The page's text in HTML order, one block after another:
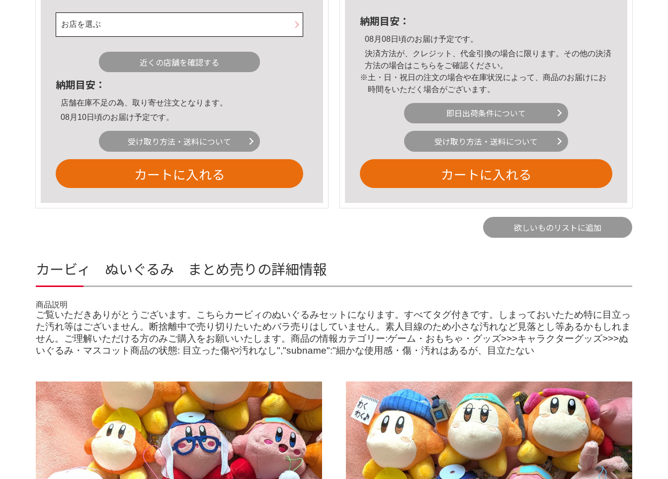
お店を選ぶ
近くの店舗を確認する
納期目安：
店舗在庫不足の為、取り寄せ注文となります。
08月10日頃のお届け予定です。
受け取り方法・送料について
カートに入れる
納期目安：
08月08日頃のお届け予定です。
決済方法が、クレジット、代金引換の場合に限ります。その他の決済
方法の場合はこちら をご確認ください。
※土・日・祝日の注文の場合や在庫状況によって、商品のお届けにお
時間をいただく場合がございます。
即日出荷条件について
受け取り方法・送料について
カートに入れる
欲しいものリストに追加
カービィ ぬいぐるみ まとめ売りの詳細情報
商品説明
ご覧いただきありがとうございます。こちらカービィのぬいぐるみセットになります。すべてタグ付きです。しまっておいたため特に目立っ
た汚れ等はございません。断捨離中で売り切りたいためバラ売りはしていません。素人目線のため小さな汚れなど見落とし等あるかもしれま
せん。ご理解いただける方のみご購入をお願いいたします。商品の情報カテゴリー:ゲーム・おもちゃ・グッズ>>>キャラクターグッズ>>>ぬ
いぐるみ・マスコット商品の状態: 目立った傷や汚れなし","subname":"細かな使用感・傷・汚れはあるが、目立たない